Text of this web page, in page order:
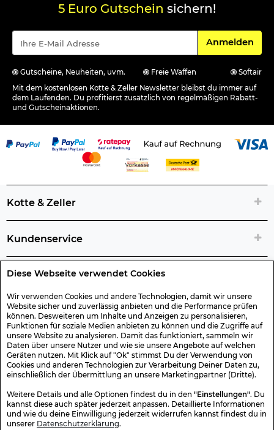
Diese Webseite verwendet Cookies
Wir verwenden Cookies und andere Technologien, damit wir unsere
Website sicher und zuverlässig anbieten und die Performance prüfen
können. Desweiteren um Inhalte und Anzeigen zu personalisieren,
Funktionen für soziale Medien anbieten zu können und die Zugriffe auf
unsere Website zu analysieren. Damit das funktioniert, sammeln wir
Daten über unsere Nutzer und wie sie unsere Angebote auf welchen
Geräten nutzen. Mit Klick auf "Ok" stimmst Du der Verwendung von
Cookies und anderen Technologien zur Verarbeitung Deiner Daten zu,
einschließlich der Übermittlung an unsere Marketingpartner (Dritte).
Weitere Details und alle Optionen findest du in den "Einstellungen". Du
kannst diese auch später jederzeit anpassen. Detaillierte Informationen
und wie du deine Einwilligung jederzeit widerrufen kannst findest du in
unserer Datenschutzerklärung.
5 Euro Gutschein sichern!
Für den
Anmelden
Gutscheine, Neuheiten, uvm. Freie Waffen
Softair
Mit dem kostenlosen Kotte & Zeller Newsletter bleibst du immer auf
dem Laufenden. Du profitierst zusätzlich von regelmäßigen Rabatt-
und Gutscheinaktionen.
Kotte & Zeller
Kundenservice
Rechtliche Artikelinfos
Geschenk-Gutscheine
Versand & Rücksendung
Sicher Einkaufen